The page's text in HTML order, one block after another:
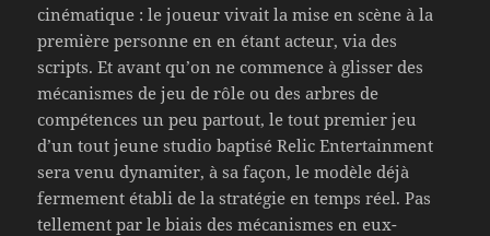
cinématique : le joueur vivait la mise en scène à la
première personne en en étant acteur, via des
scripts. Et avant qu’on ne commence à glisser des
mécanismes de jeu de rôle ou des arbres de
compétences un peu partout, le tout premier jeu
d’un tout jeune studio baptisé Relic Entertainment
sera venu dynamiter, à sa façon, le modèle déjà
fermement établi de la stratégie en temps réel. Pas
tellement par le biais des mécanismes en eux-